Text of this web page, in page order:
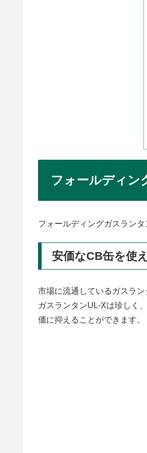
フォールディン
フォールディングガスラン
安価なCB缶を使
市場に流通しているガスラ
ガスランタンUL-Xは珍しく
価に抑えることができます。